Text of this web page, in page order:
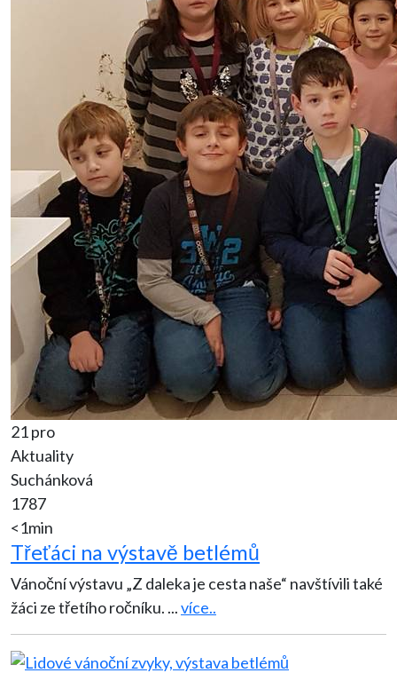
21 pro
Aktuality
Suchánková
1787
<1min
Třeťáci na výstavě betlémů
Vánoční výstavu „Z daleka je cesta naše“ navštívili také
žáci ze třetího ročníku. ...více..